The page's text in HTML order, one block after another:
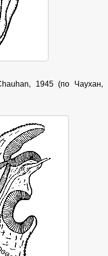
1945 (по Чаухан,